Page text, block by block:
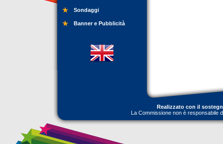
Sondaggi
Banner e Pubblicità
Realizzato con il
La Commissione non è responsabile